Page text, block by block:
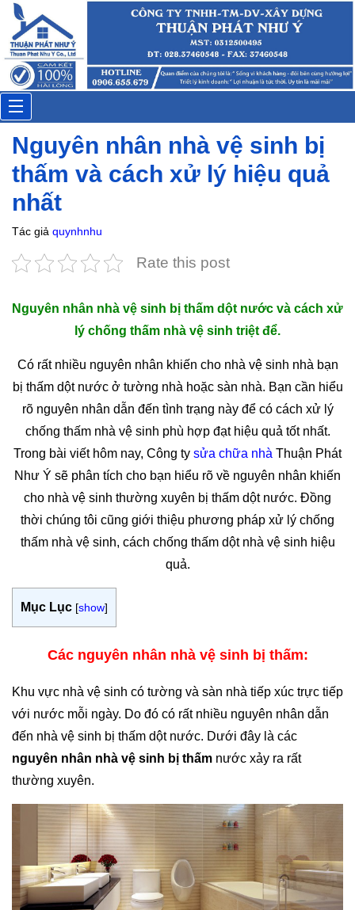
Toggle
navigation
Nguyên nhân nhà vệ sinh bị
thấm và cách xử lý hiệu quả
nhất
Tác giả quynhnhu
Rate this post
Nguyên nhân nhà vệ sinh bị thấm dột nước và cách xử
lý chống thấm nhà vệ sinh triệt để.
Có rất nhiều nguyên nhân khiến cho nhà vệ sinh nhà bạn
bị thấm dột nước ở tường nhà hoặc sàn nhà. Bạn cần hiểu
rõ nguyên nhân dẫn đến tình trạng này để có cách xử lý
chống thấm nhà vệ sinh phù hợp đạt hiệu quả tốt nhất.
Trong bài viết hôm nay, Công ty sửa chữa nhà Thuận Phát
Như Ý sẽ phân tích cho bạn hiểu rõ về nguyên nhân khiến
cho nhà vệ sinh thường xuyên bị thấm dột nước. Đồng
thời chúng tôi cũng giới thiệu phương pháp xử lý chống
thấm nhà vệ sinh, cách chống thấm dột nhà vệ sinh hiệu
quả.
Mục Lục [show]
Các nguyên nhân nhà vệ sinh bị thấm:
Khu vực nhà vệ sinh có tường và sàn nhà tiếp xúc trực tiếp
với nước mỗi ngày. Do đó có rất nhiều nguyên nhân dẫn
đến nhà vệ sinh bị thấm dột nước. Dưới đây là các
nguyên nhân nhà vệ sinh bị thấm nước xảy ra rất
thường xuyên.
Đặt lịch: 20 phút trước